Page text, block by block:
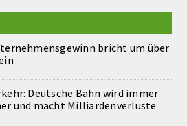
bricht um über
Deutsche Bahn wird immer
und macht Milliardenverluste